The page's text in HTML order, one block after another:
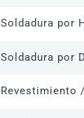
Soldadura por
Soldadura por
Revestimiento